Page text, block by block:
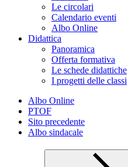
Le circolari
Calendario eventi
Albo Online
Didattica
Panoramica
Offerta formativa
Le schede didattiche
I progetti delle classi
Albo Online
PTOF
Sito precedente
Albo sindacale